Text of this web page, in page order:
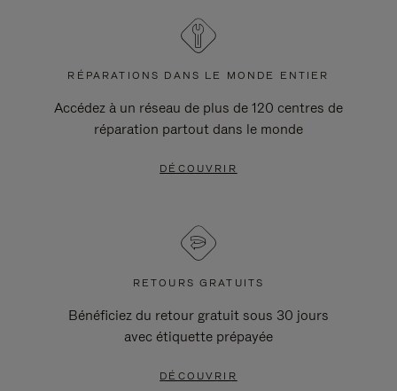
RÉPARATIONS DANS LE MONDE ENTIER
Accédez à un réseau de plus de 120 centres de
réparation partout dans le monde
DÉCOUVRIR
RETOURS GRATUITS
Bénéficiez du retour gratuit sous 30 jours
avec étiquette prépayée
DÉCOUVRIR